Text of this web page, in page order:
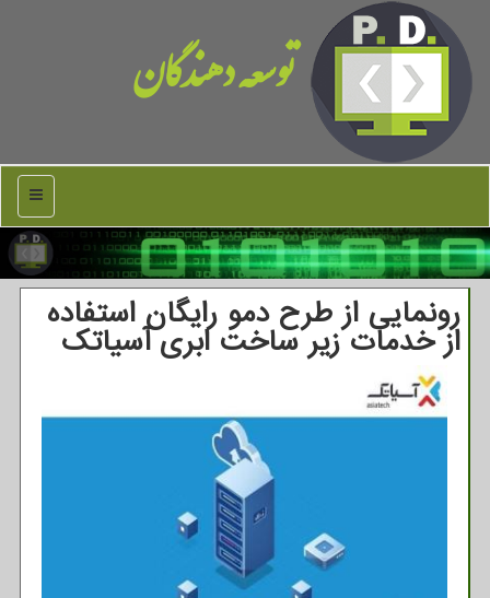
توسعه دهندگان
منو
رونمایی از طرح دمو رایگان استفاده
از خدمات زیر ساخت ابری آسیاتك